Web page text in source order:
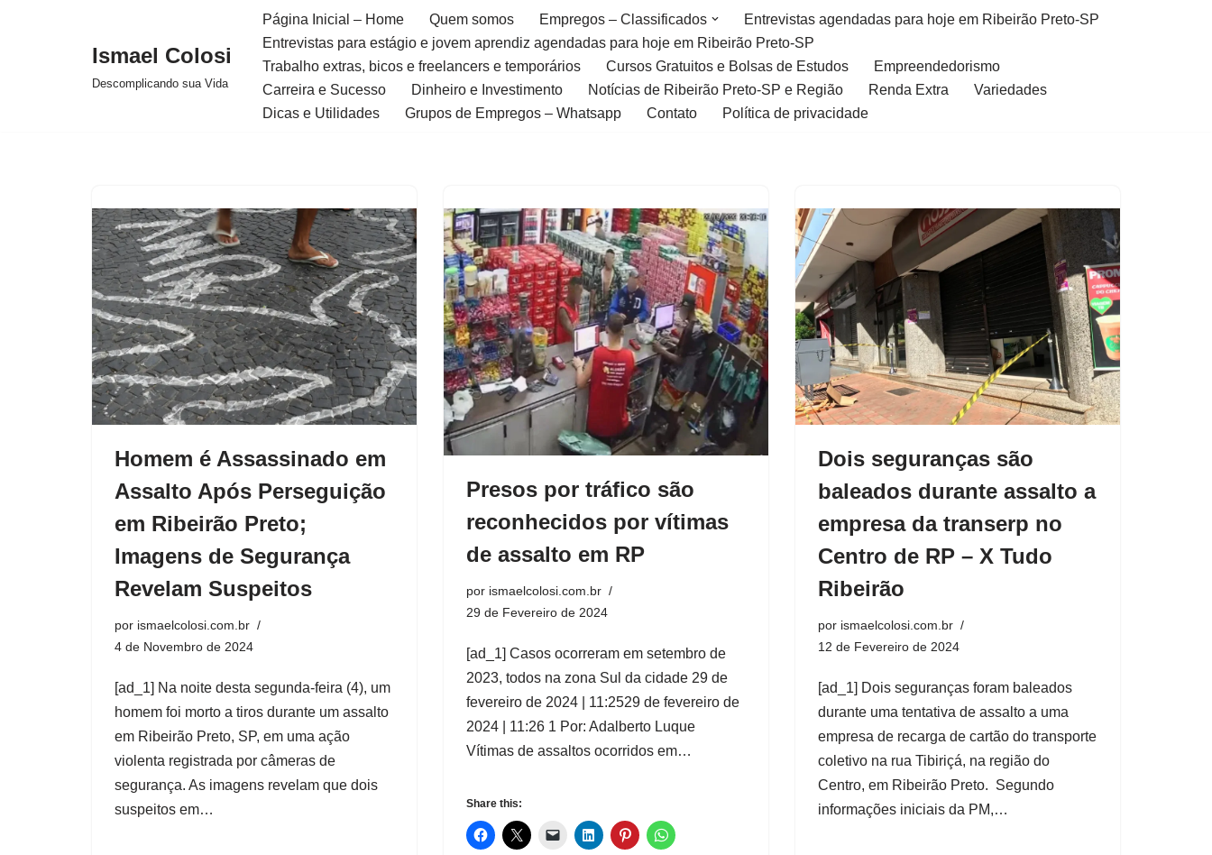
Ismael Colosi
Descomplicando sua Vida
Página Inicial – Home Quem somos Empregos – Classificados
Entrevistas agendadas para hoje em Ribeirão Preto-SP
Entrevistas para estágio e jovem aprendiz agendadas para hoje em Ribeirão Preto-SP
Trabalho extras, bicos e freelancers e temporários
Cursos Gratuitos e Bolsas de Estudos
Empreendedorismo
Carreira e Sucesso
Dinheiro e Investimento Notícias de Ribeirão Preto-SP e Região Renda Extra
Variedades
Dicas e Utilidades
Grupos de Empregos – Whatsapp Contato Política de privacidade
Homem é Assassinado em
Assalto Após Perseguição
em Ribeirão Preto;
Imagens de Segurança
Revelam Suspeitos
por ismaelcolosi.com.br
4 de Novembro de 2024
[ad_1] Na noite desta segunda-feira (4), um
homem foi morto a tiros durante um assalto
em Ribeirão Preto, SP, em uma ação
violenta registrada por câmeras de
segurança. As imagens revelam que dois
suspeitos em…
Presos por tráfico são
reconhecidos por vítimas
de assalto em RP
por ismaelcolosi.com.br
29 de Fevereiro de 2024
[ad_1] Casos ocorreram em setembro de
2023, todos na zona Sul da cidade 29 de
fevereiro de 2024 | 11:2529 de fevereiro de
2024 | 11:26 1 Por: Adalberto Luque
Vítimas de assaltos ocorridos em…
Share this:
Dois seguranças são
baleados durante assalto a
empresa da transerp no
Centro de RP – X Tudo
Ribeirão
por ismaelcolosi.com.br
12 de Fevereiro de 2024
[ad_1] Dois seguranças foram baleados
durante uma tentativa de assalto a uma
empresa de recarga de cartão do transporte
coletivo na rua Tibiriçá, na região do
Centro, em Ribeirão Preto. Segundo
informações iniciais da PM,…